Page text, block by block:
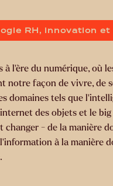
RH, innovation
à l'ère du numérique, où
notre façon de vivre, de
domaines tels que
des objets et le
changer - de la manière
à la manière